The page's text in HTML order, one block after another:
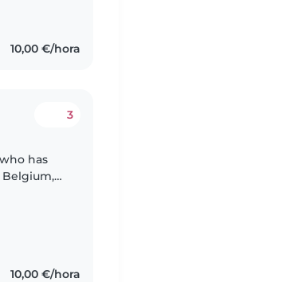
10,00 €/hora
3
has
Belgium,
10,00 €/hora